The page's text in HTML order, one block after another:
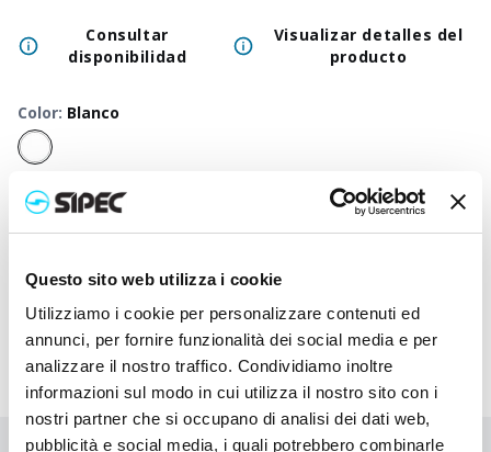
Questo sito web utilizza i cookie
Utilizziamo i cookie per personalizzare contenuti ed
annunci, per fornire funzionalità dei social media e per
analizzare il nostro traffico. Condividiamo inoltre
informazioni sul modo in cui utilizza il nostro sito con i
nostri partner che si occupano di analisi dei dati web,
pubblicità e social media, i quali potrebbero combinarle
Consultar
disponibilidad
Visualizar detalles del
producto
Color: Blanco
500+ 1000+ 2500
10,500€ 10,500€ 10,500€ 10,500€ 10,500€ 10,500
Precio
impreso
17,215€ 16,543 € 15,940